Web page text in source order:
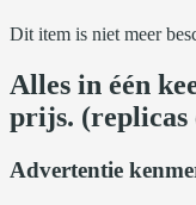
Dit item is niet meer
Alles in één
prijs. (replicas
Advertentie